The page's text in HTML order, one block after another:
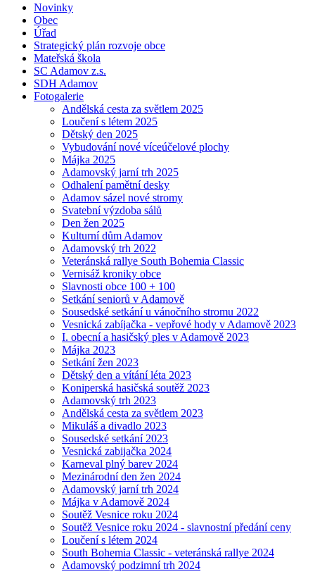
Novinky
Obec
Úřad
Strategický plán rozvoje obce
Mateřská škola
SC Adamov z.s.
SDH Adamov
Fotogalerie
Andělská cesta za světlem 2025
Loučení s létem 2025
Dětský den 2025
Vybudování nové víceúčelové plochy
Májka 2025
Adamovský jarní trh 2025
Odhalení pamětní desky
Adamov sázel nové stromy
Svatební výzdoba sálů
Den žen 2025
Kulturní dům Adamov
Adamovský trh 2022
Veteránská rallye South Bohemia Classic
Vernisáž kroniky obce
Slavnosti obce 100 + 100
Setkání seniorů v Adamově
Sousedské setkání u vánočního stromu 2022
Vesnická zabíjačka - vepřové hody v Adamově 2023
I. obecní a hasičský ples v Adamově 2023
Májka 2023
Setkání žen 2023
Dětský den a vítání léta 2023
Koniperská hasičská soutěž 2023
Adamovský trh 2023
Andělská cesta za světlem 2023
Mikuláš a divadlo 2023
Sousedské setkání 2023
Vesnická zabijačka 2024
Karneval plný barev 2024
Mezinárodní den žen 2024
Adamovský jarní trh 2024
Májka v Adamově 2024
Soutěž Vesnice roku 2024
Soutěž Vesnice roku 2024 - slavnostní předání ceny
Loučení s létem 2024
South Bohemia Classic - veteránská rallye 2024
Adamovský podzimní trh 2024